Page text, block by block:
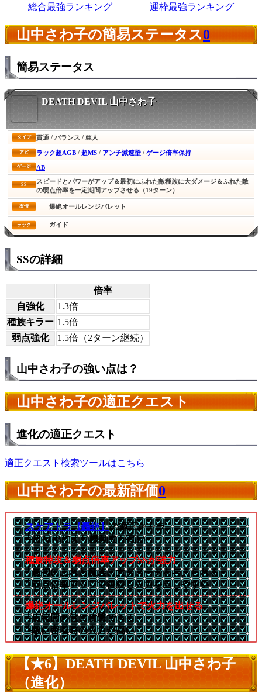
総合最強ランキング 運枠最強ランキング
山中さわ子の簡易ステータス0
簡易ステータス
DEATH DEVIL 山中さわ子
タイプ 貫通 / バランス / 亜人
アビ ラック超AGB / 超MS / アンチ減速壁 / ゲージ倍率保持
ゲージ AB
SS
スピードとパワーがアップ＆最初にふれた敵種族に大ダメージ＆ふれた敵
の弱点倍率を一定期間アップさせる（19ターン）
友情 爆絶オールレンジバレット
ラック ガイド
SSの詳細
倍率
自強化
1.3倍
種族キラー 1.5倍
弱点強化
1.5倍（2ターン継続）
山中さわ子の強い点は？
山中さわ子の適正クエスト
進化の適正クエスト
適正クエスト検索ツールはこちら
山中さわ子の最新評価0
スケアトラ【轟絶】の適正キャラ
└超AGBにより機動力が高い
種族特攻＆弱点倍率アップSSが強力
└最初にふれた種族に大ダメージを与えられる
└弱点倍率アップで後続も火力を出しやすい
爆絶オールレンジバレットで火力を出せる
└広範囲の敵に攻撃できる
└敵に密着時の火力が高い
【★6】DEATH DEVIL 山中さわ子
（進化）